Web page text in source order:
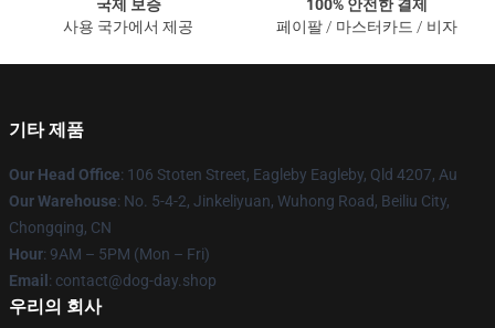
국제 보증
사용 국가에서 제공
100% 안전한 결제
페이팔 / 마스터카드 / 비자
기타 제품
Our Head Office: 106 Stoten Street, Eagleby Eagleby, Qld 4207, Au
Our Warehouse: No. 5-4-2, Jinkeliyuan, Wuhong Road, Beiliu City,
Chongqing, CN
Hour: 9AM – 5PM (Mon – Fri)
Email : contact@dog-day.shop
우리의 회사